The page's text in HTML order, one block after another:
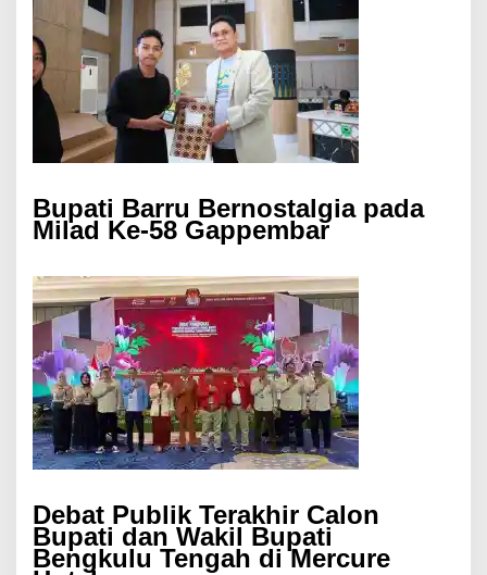
Bupati Barru Bernostalgia pada
Milad Ke-58 Gappembar
Debat Publik Terakhir Calon
Bupati dan Wakil Bupati
Bengkulu Tengah di Mercure